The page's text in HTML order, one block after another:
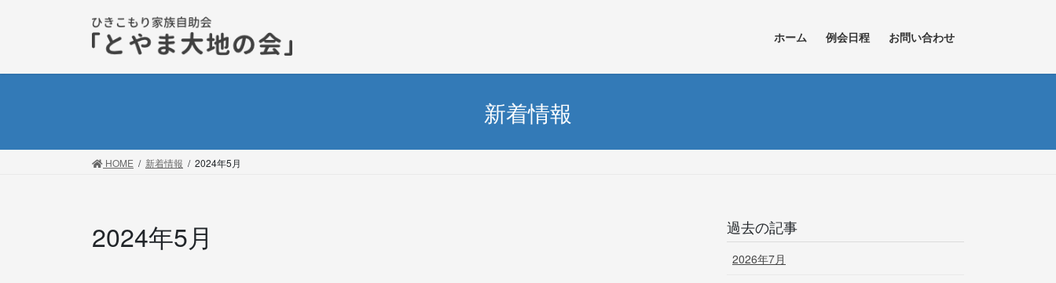
ホーム 例会日程 お問い合わせ
新着情報
HOME 新着情報 2024年5月
2024年5月 過去の記事
2026年7月